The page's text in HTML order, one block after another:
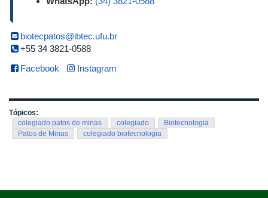
biotecpatos@ibtec.ufu.br
+55 34 3821-0588
Facebook
Instagram
Tópicos:
colegiado patos de minas
colegiado
Biotecnologia
Patos de Minas
colegiado biotecnologia